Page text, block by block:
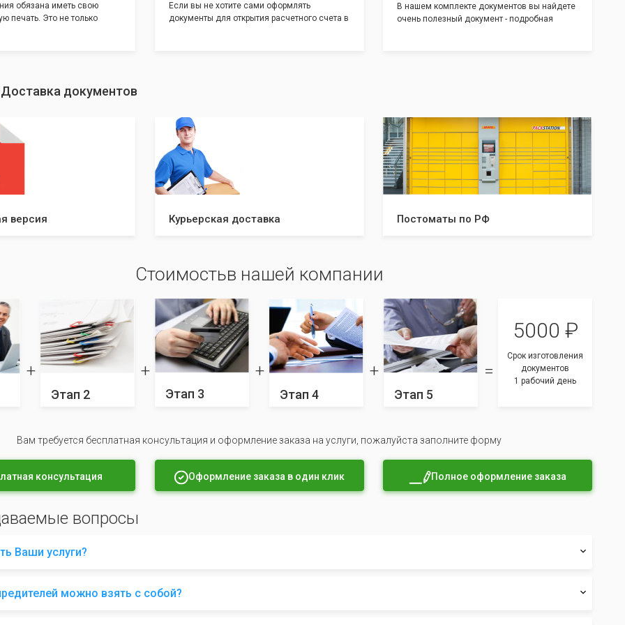
обязана иметь свою
печать. Это не только
из нашего каталога.
Если вы не хотите сами оформлять
документы для открытия расчетного счета в
В нашем комплекте документов вы найдете
очень полезный документ - подробная
случае отказа. С данной инструкцией вы
будете знать все шаги, что даст вам
уверенность в прохождении регистрации
вашей компании!
документов
версия Курьерская доставка Постоматы по РФ
Стоимостьв нашей компании
Этап 2 Этап 3 Этап 4 Этап 5
5000 ₽
Срок изготовления
документов
1 рабочий день
Вам требуется бесплатная консультация и оформление заказа на услуги, пожалуйста заполните форму
консультация Оформление заказа в один клик Полное оформление заказа
вопросы
Ваши услуги?
можно взять с собой?